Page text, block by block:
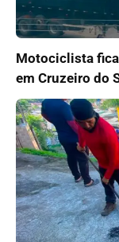
Motociclista
em Cruzeiro do